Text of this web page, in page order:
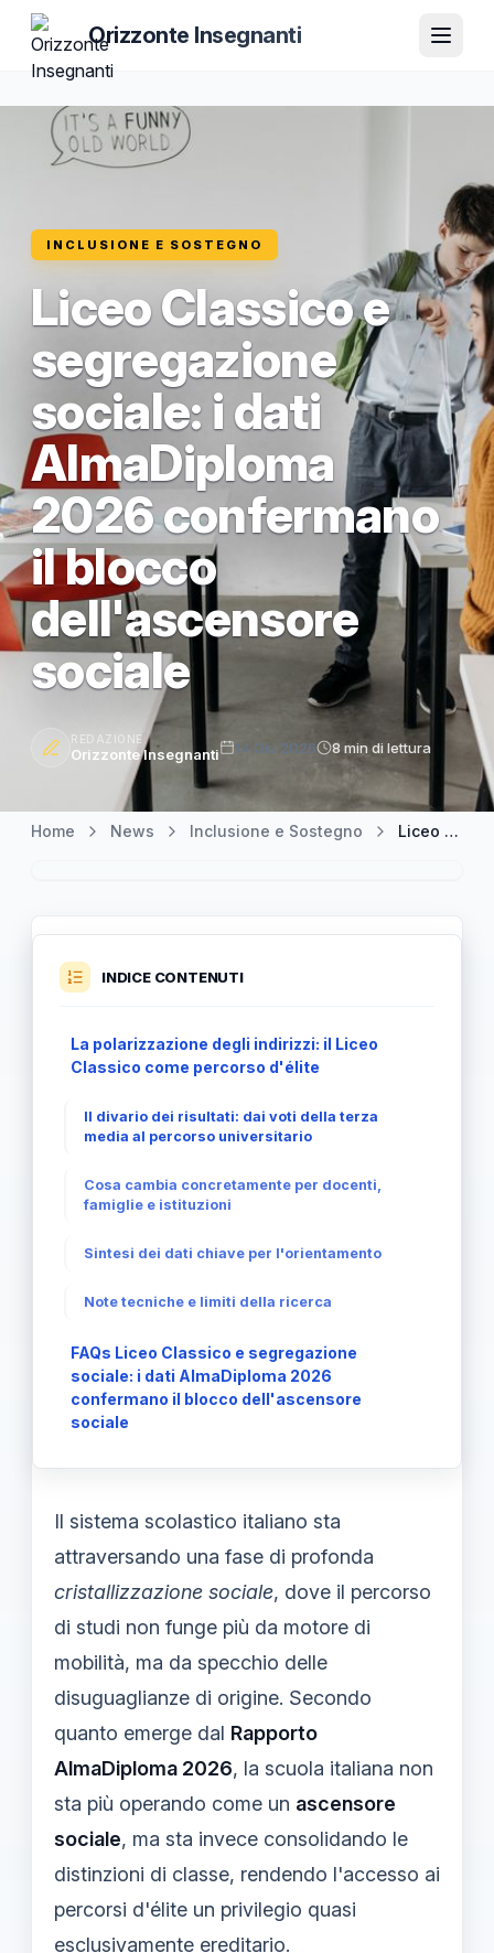
Orizzonte Insegnanti
INCLUSIONE E SOSTEGNO
Liceo Classico e
segregazione
sociale: i dati
AlmaDiploma
2026 confermano
il blocco
dell'ascensore
sociale
REDAZIONE
Orizzonte Insegnanti 14 Giu 2026 8 min di lettura
Home News Inclusione e Sostegno Liceo Classico e segregazione sociale: i dati AlmaDiploma 2026 confermano il blocco dell'ascensore sociale
INDICE CONTENUTI
La polarizzazione degli indirizzi: il Liceo
Classico come percorso d'élite
Il divario dei risultati: dai voti della terza
media al percorso universitario
Cosa cambia concretamente per docenti,
famiglie e istituzioni
Sintesi dei dati chiave per l'orientamento
Note tecniche e limiti della ricerca
FAQs Liceo Classico e segregazione
sociale: i dati AlmaDiploma 2026
confermano il blocco dell'ascensore
sociale
Il sistema scolastico italiano sta
attraversando una fase di profonda
cristallizzazione sociale, dove il percorso
di studi non funge più da motore di
mobilità, ma da specchio delle
disuguaglianze di origine. Secondo
quanto emerge dal Rapporto
AlmaDiploma 2026, la scuola italiana non
sta più operando come un ascensore
sociale, ma sta invece consolidando le
distinzioni di classe, rendendo l'accesso ai
percorsi d'élite un privilegio quasi
esclusivamente ereditario.